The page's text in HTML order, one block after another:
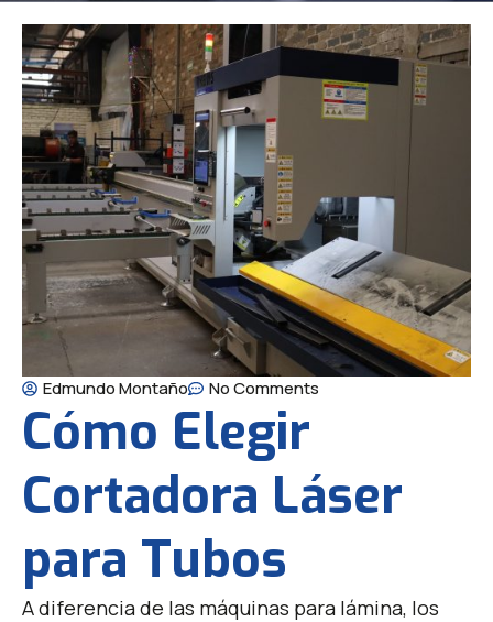
Edmundo Montaño No Comments
Cómo Elegir
Cortadora Láser
para Tubos
A diferencia de las máquinas para lámina, los